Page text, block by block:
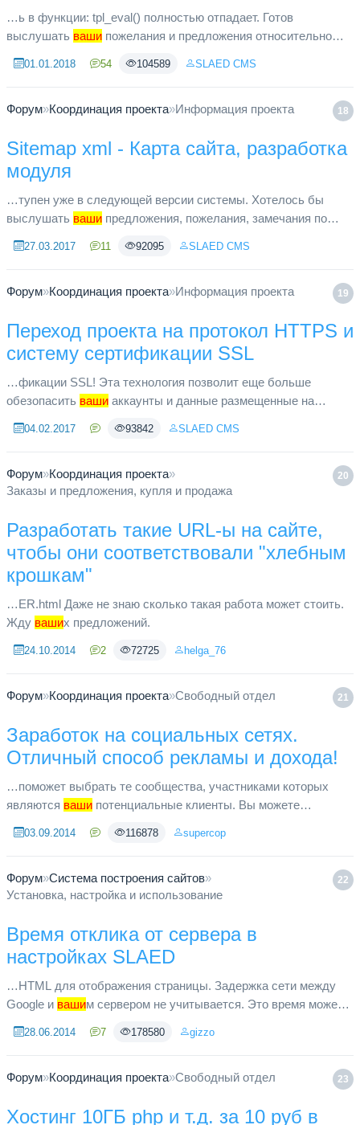
…ь в функции: tpl_eval() полностью отпадает. Готов
выслушать ваши пожелания и предложения относительно
01.01.2018 54 104589 SLAED CMS
18
Форум»Координация проекта»Информация проекта
Sitemap xml - Карта сайта, разработка
модуля
…тупен уже в следующей версии системы. Хотелось бы
выслушать ваши предложения, пожелания, замечания по
27.03.2017 11 92095 SLAED CMS
19
Форум»Координация проекта»Информация проекта
Переход проекта на протокол HTTPS и
систему сертификации SSL
…фикации SSL! Эта технология позволит еще больше
обезопасить ваши аккаунты и данные размещенные на
сайт из общественных Wi-Fi ...
04.02.2017 93842 SLAED CMS
20
Форум»Координация проекта»
Заказы и предложения, купля и продажа
Разработать такие URL-ы на сайте,
чтобы они соответствовали "хлебным
крошкам"
…ER.html Даже не знаю сколько такая работа может стоить.
Жду ваших предложений.
24.10.2014 2 72725 helga_76
21
Форум»Координация проекта»Свободный отдел
Заработок на социальных сетях.
Отличный способ рекламы и дохода!
…поможет выбрать те сообщества, участниками которых
являются ваши потенциальные клиенты. Вы можете
размещения рекламного поста...
03.09.2014 116878 supercop
22
Форум»Система построения сайтов»
Установка, настройка и использование
Время отклика от сервера в
настройках SLAED
…HTML для отображения страницы. Задержка сети между
Google и вашим сервером не учитывается. Это время может
ответа сервера коле...
28.06.2014 7 178580 gizzo
23
Форум»Координация проекта»Свободный отдел
Хостинг 10ГБ php и т.д. за 10 руб в